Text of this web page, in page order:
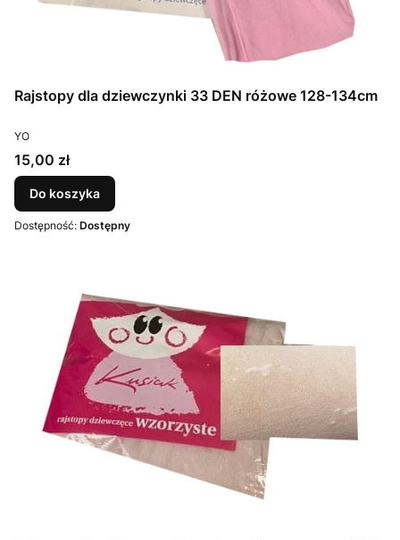
Rajstopy dla dziewczynki 33 DEN różowe 128-134cm
PRODUCENT
YO
Cena
15,00 zł
Do koszyka
Dostępność: Dostępny